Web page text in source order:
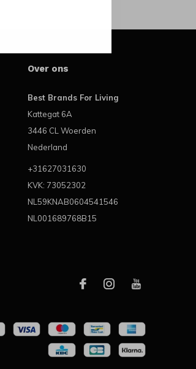
Over ons
Best Brands For Living
Kattegat 6A
3446 CL Woerden
Nederland
+31627031630
KVK: 73052302
NL59KNAB0604541546
NL001689768B15